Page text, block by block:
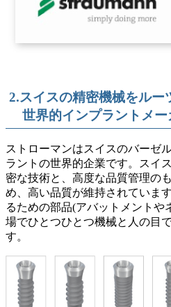
2.スイスの精密機械をルー
世界的インプラントメー
ストローマンはスイスのバーゼ
ラントの世界的企業です。スイ
密な技術と、高度な品質管理の
め、高い品質が維持されていま
るための部品(アバットメントや
場でひとつひとつ機械と人の目
す。